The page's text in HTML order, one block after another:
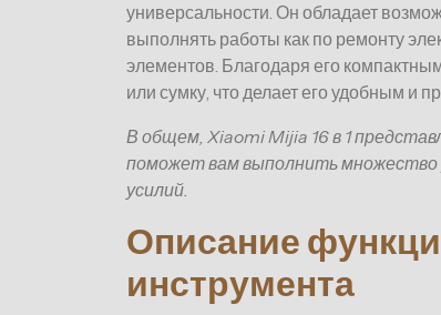
универсальности. Он обладает
выполнять работы как по ремонту
элементов. Благодаря его
или сумку, что делает его удобным и
В общем, Xiaomi Mijia 16 в 1
поможет вам выполнить множество
усилий.
Описание
инструмента